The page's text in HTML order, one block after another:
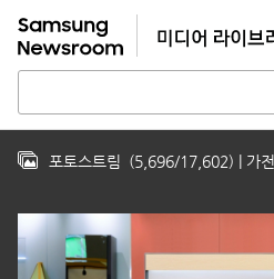
포토스트림 (5,696/17,602) | 가전